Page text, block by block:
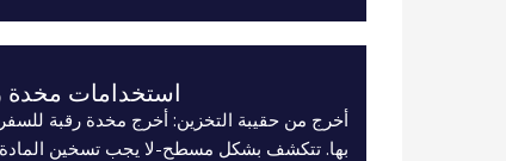
استخدامات مخدة
أخرج من حقيبة التخزين: أخرج مخدة رقبة
بها. تتكشف بشكل مسطح-لا يجب تسخين المادة